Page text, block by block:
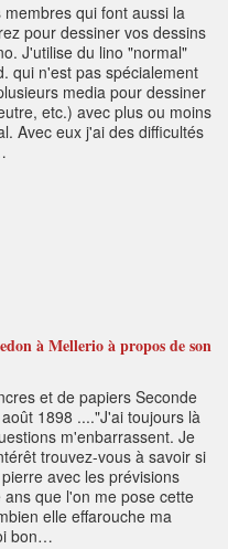
qui font aussi la
pour dessiner vos dessins
J'utilise du lino "normal"
qui n'est pas spécialement
media pour dessiner
etc.) avec plus ou moins
Avec eux j'ai des difficultés
à Mellerio à propos de son
et de papiers Seconde
1898 ...."J'ai toujours là
m'enbarrassent. Je
trouvez-vous à savoir si
avec les prévisions
que l'on me pose cette
elle effarouche ma
bon…